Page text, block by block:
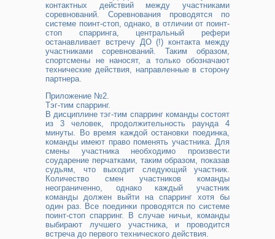
контактных действий между участниками
соревнований. Соревнования проводятся по
системе поинт-стоп, однако, в отличии от поинт-
стоп спарринга, центральный рефери
останавливает встречу ДО (!) контакта между
участниками соревнований. Таким образом,
спортсмены не наносят, а только обозначают
технические действия, направленные в сторону
партнера.
Приложение №2.
Тэг-тим спарринг.
В дисциплине тэг-тим спарринг команды состоят
из 3 человек, продолжительность раунда 4
минуты. Во время каждой остановки поединка,
команды имеют право поменять участника. Для
смены участника необходимо произвести
соударение перчатками, таким образом, показав
судьям, что выходит следующий участник.
Количество смен участников команды
неограниченно, однако каждый участник
команды должен выйти на спарринг хотя бы
один раз. Все поединки проводятся по системе
поинт-стоп спарринг. В случае ничьи, команды
выбирают лучшего участника, и проводится
встреча до первого технического действия.